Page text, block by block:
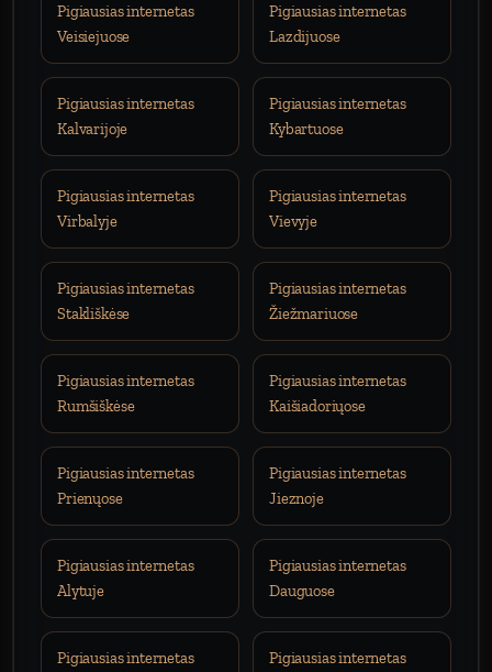
Pigiausias internetas
Veisiejuose
Pigiausias internetas
Lazdijuose
Pigiausias internetas
Kalvarijoje
Pigiausias internetas
Kybartuose
Pigiausias internetas
Virbalyje
Pigiausias internetas
Vievyje
Pigiausias internetas
Stakliškėse
Pigiausias internetas
Žiežmariuose
Pigiausias internetas
Rumšiškėse
Pigiausias internetas
Kaišiadoriųose
Pigiausias internetas
Prienųose
Pigiausias internetas
Jieznoje
Pigiausias internetas
Alytuje
Pigiausias internetas
Dauguose
Pigiausias internetas
Pigiausias internetas